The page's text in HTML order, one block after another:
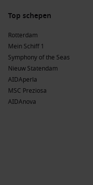
Top schepen
Rotterdam
Mein Schiff 1
Symphony of the Seas
Nieuw Statendam
AIDAperla
MSC Preziosa
AIDAnova